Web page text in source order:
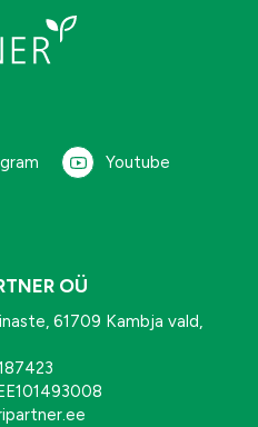
Youtube
OÜ
61709 Kambja vald,